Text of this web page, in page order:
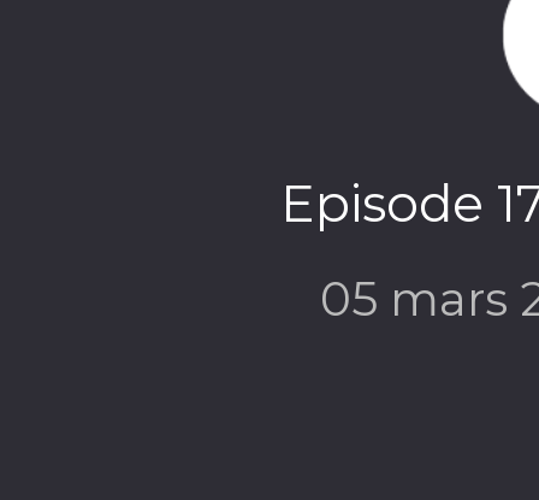
Episode
05 mars